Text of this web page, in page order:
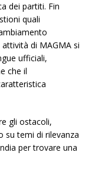
dei partiti. Fin
quali
di MAGMA si
ufficiali,
che il
gli ostacoli,
su temi di rilevanza
per trovare una